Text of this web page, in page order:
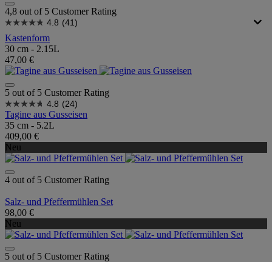
4,8 out of 5 Customer Rating
4.8 (41)
Kastenform
30 cm - 2.15L
47,00 €
5 out of 5 Customer Rating
4.8 (24)
Tagine aus Gusseisen
35 cm - 5.2L
409,00 €
Neu
4 out of 5 Customer Rating
Salz- und Pfeffermühlen Set
98,00 €
Neu
5 out of 5 Customer Rating